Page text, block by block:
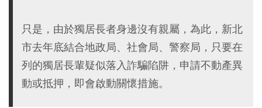
只是，由於獨居長者身邊沒有親屬，為此，新北
市去年底結合地政局、社會局、警察局，只要在
列的獨居長輩疑似落入詐騙陷阱，申請不動產異
動或抵押，即會啟動關懷措施。